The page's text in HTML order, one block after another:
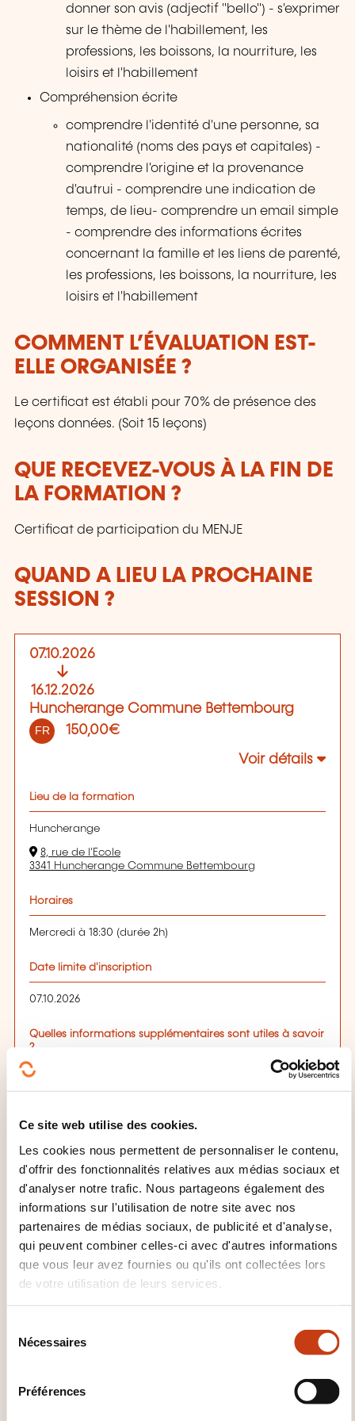
Ce site web utilise des cookies.
Les cookies nous permettent de personnaliser le contenu,
d'offrir des fonctionnalités relatives aux médias sociaux et
d'analyser notre trafic. Nous partageons également des
informations sur l'utilisation de notre site avec nos
partenaires de médias sociaux, de publicité et d'analyse,
qui peuvent combiner celles-ci avec d'autres informations
que vous leur avez fournies ou qu'ils ont collectées lors
de votre utilisation de leurs services.
Nécessaires
Préférences
donner son avis (adjectif "bello") - s'exprimer
sur le thème de l'habillement, les
professions, les boissons, la nourriture, les
loisirs et l'habillement
Compréhension écrite
comprendre l'identité d'une personne, sa
nationalité (noms des pays et capitales) -
comprendre l'origine et la provenance
d'autrui - comprendre une indication de
temps, de lieu- comprendre un email simple
- comprendre des informations écrites
concernant la famille et les liens de parenté,
les professions, les boissons, la nourriture, les
loisirs et l'habillement
COMMENT L’ÉVALUATION EST-
ELLE ORGANISÉE ?
Le certificat est établi pour 70% de présence des
leçons données. (Soit 15 leçons)
QUE RECEVEZ-VOUS À LA FIN DE
LA FORMATION ?
Certificat de participation du MENJE
QUAND A LIEU LA PROCHAINE
SESSION ?
07.10.2026
16.12.2026
Huncherange Commune Bettembourg
FR 150,00€
Voir détails
Lieu de la formation
Huncherange
8, rue de l'Ecole
3341 Huncherange Commune Bettembourg
Horaires
Mercredi à 18:30 (durée 2h)
Date limite d'inscription
07.10.2026
Quelles informations supplémentaires sont utiles à savoir
?
Huncherange, Mercredi, le 16 septembre 2026 de 18H30 à
Dudelange, Jeudi, le 17 septembre 2026 de 18H30 à
20H30
S'inscrire
MODE D'ORGANISATION
Les inscriptions et les demandes d'informations
s'effectuent directement auprès de l'organisateur qui
SUPPLÉMENTAIRES SONT UTILES